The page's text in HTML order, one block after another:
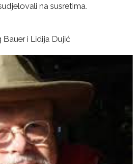
na susretima.
i Lidija Dujić